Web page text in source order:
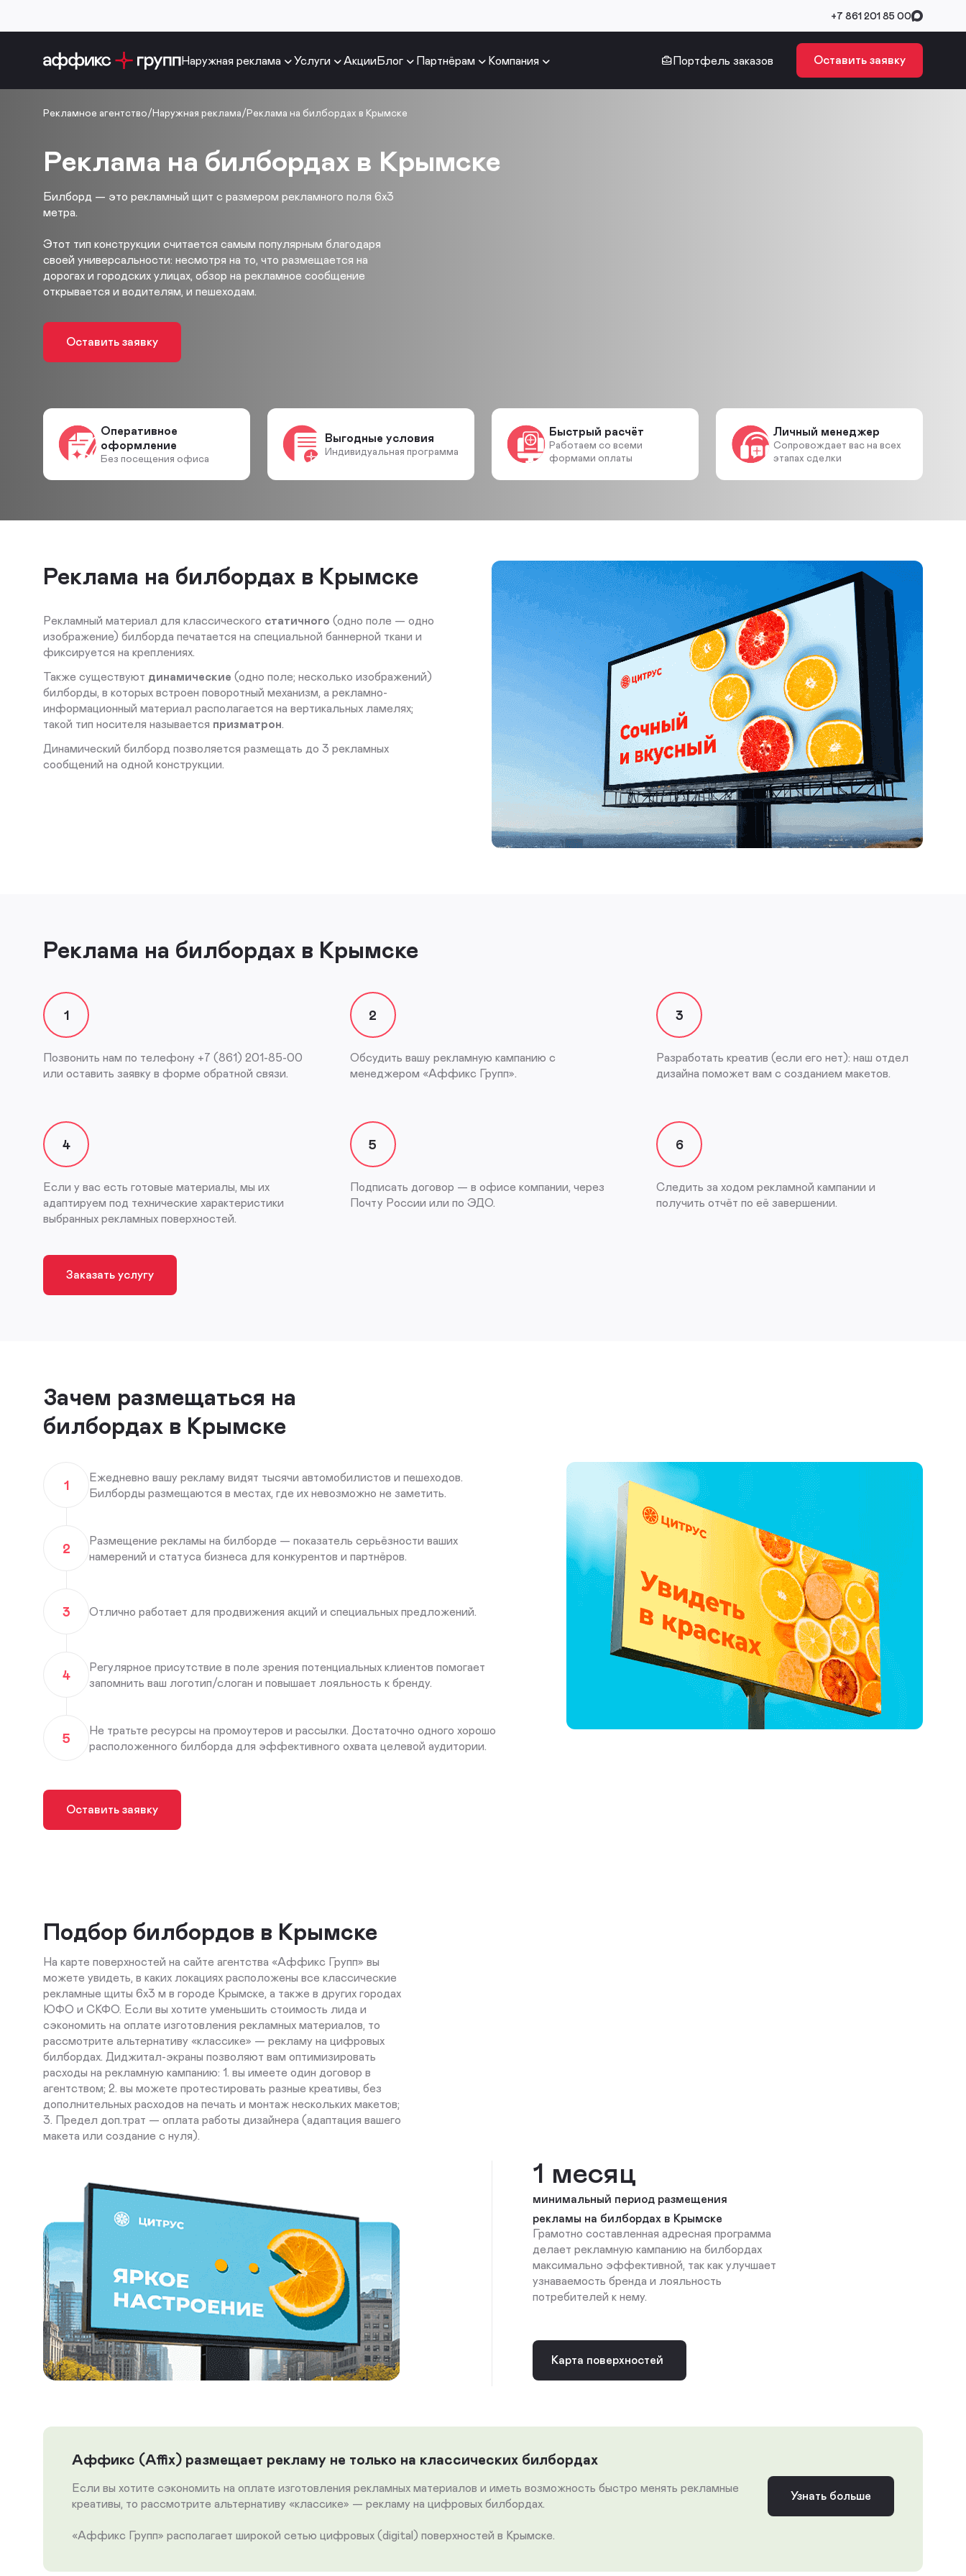
+7 861 201 85 00
Наружная реклама Услуги АкцииБлог Партнёрам Компания Портфель заказов Оставить заявку
Рекламное агентство/Наружная реклама/Реклама на билбордах в Крымске
Реклама на билбордах в Крымске
Билборд — это рекламный щит с размером рекламного поля 6х3
метра.
Этот тип конструкции считается самым популярным благодаря
своей универсальности: несмотря на то, что размещается на
дорогах и городских улицах, обзор на рекламное сообщение
открывается и водителям, и пешеходам.
Оставить заявку
Оперативное
оформление
Без посещения офиса
Выгодные условия
Индивидуальная программа
Быстрый расчёт
Работаем со всеми
формами оплаты
Личный менеджер
Сопровождает вас на всех
этапах сделки
Реклама на билбордах в Крымске
Рекламный материал для классического статичного (одно поле — одно
изображение) билборда печатается на специальной баннерной ткани и
фиксируется на креплениях.
Также существуют динамические (одно поле; несколько изображений)
билборды, в которых встроен поворотный механизм, а рекламно-
информационный материал располагается на вертикальных ламелях;
такой тип носителя называется призматрон.
Динамический билборд позволяется размещать до 3 рекламных
сообщений на одной конструкции.
Реклама на билбордах в Крымске
1
Позвонить нам по телефону +7 (861) 201-85-00
или оставить заявку в форме обратной связи.
2
Обсудить вашу рекламную кампанию с
менеджером «Аффикс Групп».
3
Разработать креатив (если его нет): наш отдел
дизайна поможет вам с созданием макетов.
4
Если у вас есть готовые материалы, мы их
адаптируем под технические характеристики
выбранных рекламных поверхностей.
5
Подписать договор — в офисе компании, через
Почту России или по ЭДО.
6
Следить за ходом рекламной кампании и
получить отчёт по её завершении.
Заказать услугу
Зачем размещаться на
билбордах в Крымске
1
Ежедневно вашу рекламу видят тысячи автомобилистов и пешеходов.
Билборды размещаются в местах, где их невозможно не заметить.
2
Размещение рекламы на билборде — показатель серьёзности ваших
намерений и статуса бизнеса для конкурентов и партнёров.
3 Отлично работает для продвижения акций и специальных предложений.
4
Регулярное присутствие в поле зрения потенциальных клиентов помогает
запомнить ваш логотип/слоган и повышает лояльность к бренду.
5
Не тратьте ресурсы на промоутеров и рассылки. Достаточно одного хорошо
расположенного билборда для эффективного охвата целевой аудитории.
Оставить заявку
Подбор билбордов в Крымске
На карте поверхностей на сайте агентства «Аффикс Групп» вы
можете увидеть, в каких локациях расположены все классические
рекламные щиты 6х3 м в городе Крымске, а также в других городах
ЮФО и СКФО. Если вы хотите уменьшить стоимость лида и
сэкономить на оплате изготовления рекламных материалов, то
рассмотрите альтернативу «классике» — рекламу на цифровых
билбордах. Диджитал-экраны позволяют вам оптимизировать
расходы на рекламную кампанию: 1. вы имеете один договор в
агентством; 2. вы можете протестировать разные креативы, без
дополнительных расходов на печать и монтаж нескольких макетов;
3. Предел доп.трат — оплата работы дизайнера (адаптация вашего
макета или создание с нуля).
1 месяц
минимальный период размещения
рекламы на билбордах в Крымске
Грамотно составленная адресная программа
делает рекламную кампанию на билбордах
максимально эффективной, так как улучшает
узнаваемость бренда и лояльность
потребителей к нему.
Карта поверхностей
Аффикс (Affix) размещает рекламу не только на классических билбордах
Если вы хотите сэкономить на оплате изготовления рекламных материалов и иметь возможность быстро менять рекламные
креативы, то рассмотрите альтернативу «классике» — рекламу на цифровых билбордах.
«Аффикс Групп» располагает широкой сетью цифровых (digital) поверхностей в Крымске.
Узнать больше